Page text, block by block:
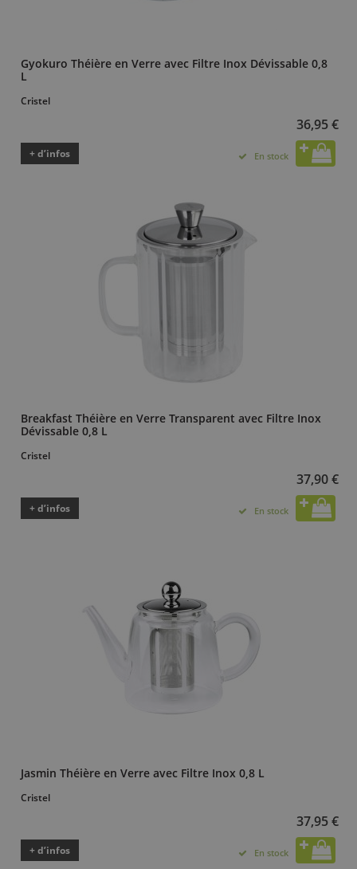
Gyokuro Théière en Verre avec Filtre Inox Dévissable 0,8
L
Cristel
36,95 €
+ d’infos En stock
Breakfast Théière en Verre Transparent avec Filtre Inox
Dévissable 0,8 L
Cristel
37,90 €
+ d’infos En stock
Jasmin Théière en Verre avec Filtre Inox 0,8 L
Cristel
37,95 €
+ d’infos En stock